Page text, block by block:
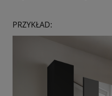
PRZYKŁAD: